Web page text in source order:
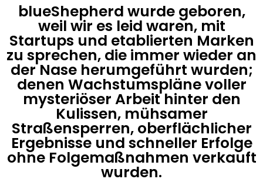
blueShepherd wurde geboren,
weil wir es leid waren, mit
Startups und etablierten Marken
zu sprechen, die immer wieder an
der Nase herumgeführt wurden;
denen Wachstumspläne voller
mysteriöser Arbeit hinter den
Kulissen, mühsamer
Straßensperren, oberflächlicher
Ergebnisse und schneller Erfolge
ohne Folgemaßnahmen verkauft
wurden.